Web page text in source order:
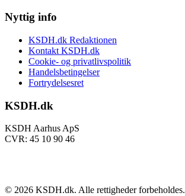
Nyttig info
KSDH.dk Redaktionen
Kontakt KSDH.dk
Cookie- og privatlivspolitik
Handelsbetingelser
Fortrydelsesret
KSDH.dk
KSDH Aarhus ApS
CVR: 45 10 90 46
© 2026 KSDH.dk. Alle rettigheder forbeholdes.